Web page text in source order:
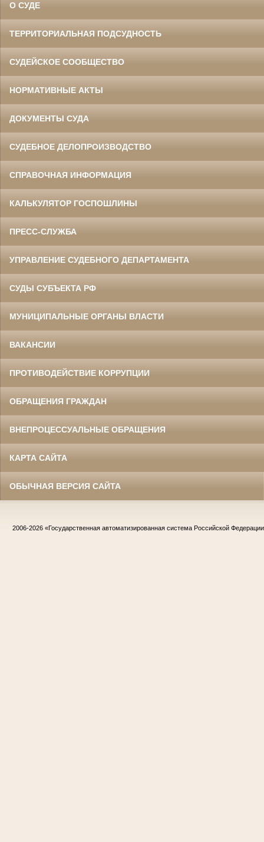
О СУДЕ
ТЕРРИТОРИАЛЬНАЯ ПОДСУДНОСТЬ
СУДЕЙСКОЕ СООБЩЕСТВО
НОРМАТИВНЫЕ АКТЫ
ДОКУМЕНТЫ СУДА
СУДЕБНОЕ ДЕЛОПРОИЗВОДСТВО
СПРАВОЧНАЯ ИНФОРМАЦИЯ
КАЛЬКУЛЯТОР ГОСПОШЛИНЫ
ПРЕСС-СЛУЖБА
УПРАВЛЕНИЕ СУДЕБНОГО ДЕПАРТАМЕНТА
СУДЫ СУБЪЕКТА РФ
МУНИЦИПАЛЬНЫЕ ОРГАНЫ ВЛАСТИ
ВАКАНСИИ
ПРОТИВОДЕЙСТВИЕ КОРРУПЦИИ
ОБРАЩЕНИЯ ГРАЖДАН
ВНЕПРОЦЕССУАЛЬНЫЕ ОБРАЩЕНИЯ
КАРТА САЙТА
ОБЫЧНАЯ ВЕРСИЯ САЙТА
2006-2026 «Государственная автоматизированная система Российской